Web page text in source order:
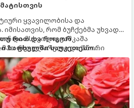
ყვავილობისა და
რომ ბუჩქებმა უხვად,
და მსხვილი, კაშკაშა
მათ რეგულარული და სწორი
ზაფხულის პერიოდში მცენარის
ამიტომ მნიშვნელოვანია
გამოიყენება ამ დროს.
თუ რით და როგორ
ზაფხულში საუკეთესო